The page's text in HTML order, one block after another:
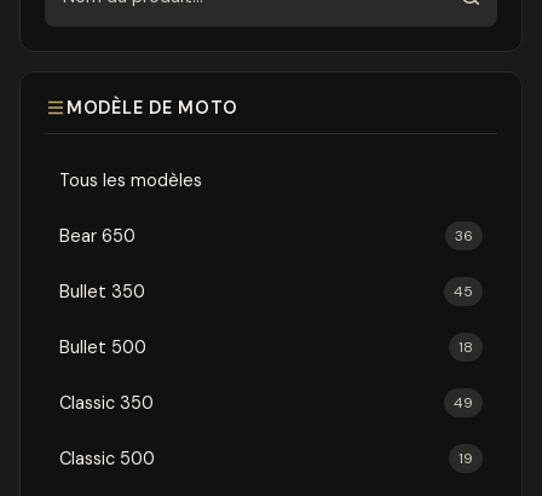
MODÈLE DE MOTO
Tous les modèles
Bear 650 36
Bullet 350 45
Bullet 500 18
Classic 350 49
Classic 500 19